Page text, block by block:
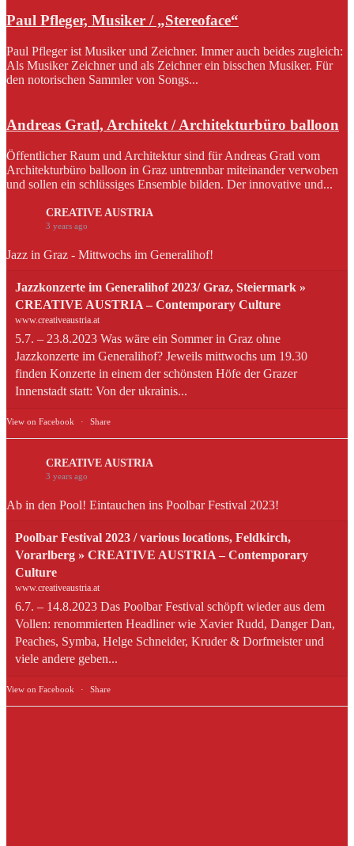
Paul Pfleger, Musiker / „Stereoface“
Paul Pfleger ist Musiker und Zeichner. Immer auch beides zugleich:
Als Musiker Zeichner und als Zeichner ein bisschen Musiker. Für
den notorischen Sammler von Songs...
Andreas Gratl, Architekt / Architekturbüro balloon
Öffentlicher Raum und Architektur sind für Andreas Gratl vom
Architekturbüro balloon in Graz untrennbar miteinander verwoben
und sollen ein schlüssiges Ensemble bilden. Der innovative und...
CREATIVE AUSTRIA
3 years ago
Jazz in Graz - Mittwochs im Generalihof!
Jazzkonzerte im Generalihof 2023/ Graz, Steiermark »
CREATIVE AUSTRIA – Contemporary Culture
www.creativeaustria.at
5.7. – 23.8.2023 Was wäre ein Sommer in Graz ohne
Jazzkonzerte im Generalihof? Jeweils mittwochs um 19.30
finden Konzerte in einem der schönsten Höfe der Grazer
Innenstadt statt: Von der ukrainis...
View on Facebook · Share
CREATIVE AUSTRIA
3 years ago
Ab in den Pool! Eintauchen ins Poolbar Festival 2023!
Poolbar Festival 2023 / various locations, Feldkirch,
Vorarlberg » CREATIVE AUSTRIA – Contemporary
Culture
www.creativeaustria.at
6.7. – 14.8.2023 Das Poolbar Festival schöpft wieder aus dem
Vollen: renommierten Headliner wie Xavier Rudd, Danger Dan,
Peaches, Symba, Helge Schneider, Kruder & Dorfmeister und
viele andere geben...
View on Facebook · Share